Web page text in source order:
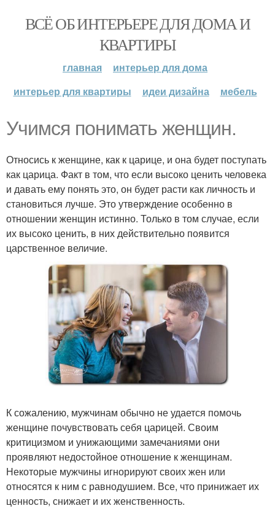
ВСЁ ОБ ИНТЕРЬЕРЕ ДЛЯ ДОМА И
КВАРТИРЫ
главная
интерьер для дома
интерьер для квартиры
идеи дизайна мебель
Учимся понимать женщин.
Относись к женщине, как к царице, и она будет поступать
как царица. Факт в том, что если высоко ценить человека
и давать ему понять это, он будет расти как личность и
становиться лучше. Это утверждение особенно в
отношении женщин истинно. Только в том случае, если
их высоко ценить, в них действительно появится
царственное величие.
К сожалению, мужчинам обычно не удается помочь
женщине почувствовать себя царицей. Своим
критицизмом и унижающими замечаниями они
проявляют недостойное отношение к женщинам.
Некоторые мужчины игнорируют своих жен или
относятся к ним с равнодушием. Все, что принижает их
ценность, снижает и их женственность.